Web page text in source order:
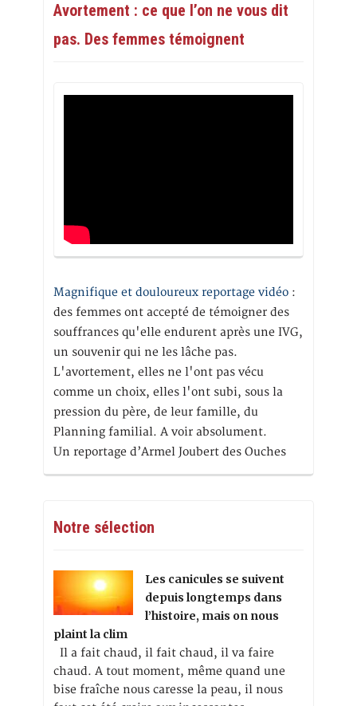
Avortement : ce que l’on ne vous dit
pas. Des femmes témoignent
Magnifique et douloureux reportage vidéo :
des femmes ont accepté de témoigner des
souffrances qu'elle endurent après une IVG,
un souvenir qui ne les lâche pas.
L'avortement, elles ne l'ont pas vécu
comme un choix, elles l'ont subi, sous la
pression du père, de leur famille, du
Planning familial. A voir absolument.
Un reportage d’Armel Joubert des Ouches
Notre sélection
Les canicules se suivent
depuis longtemps dans
l’histoire, mais on nous
plaint la clim
Il a fait chaud, il fait chaud, il va faire
chaud. A tout moment, même quand une
bise fraîche nous caresse la peau, il nous